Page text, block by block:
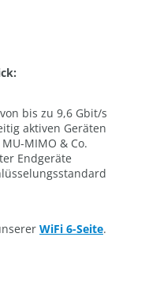
bis zu 9,6 Gbit/s
aktiven Geräten
MIMO & Co.
Endgeräte
WiFi 6-Seite.